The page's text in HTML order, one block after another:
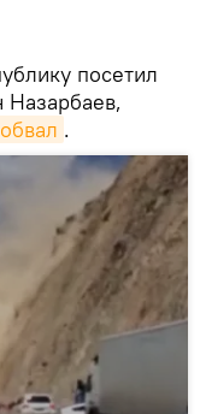
посетил
Назарбаев,
.